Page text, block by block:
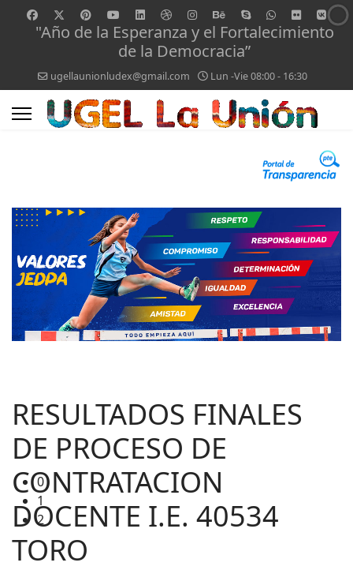
"Año de la Esperanza y el Fortalecimiento
de la Democracia”
ugellaunionludex@gmail.com Lun -Vie 08:00 - 16:30
RESULTADOS FINALES
DE PROCESO DE
CONTRATACION
DOCENTE I.E. 40534
TORO